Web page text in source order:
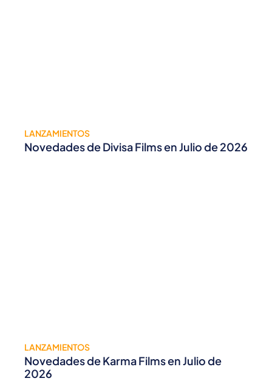
LANZAMIENTOS
Novedades de Divisa Films en Julio de 2026
LANZAMIENTOS
Novedades de Karma Films en Julio de
2026